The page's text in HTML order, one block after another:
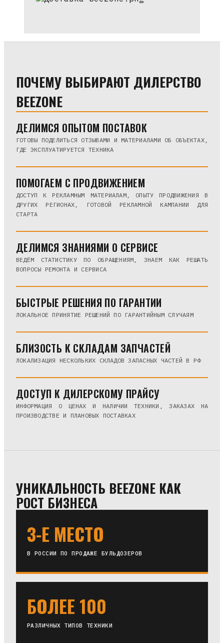
ПОЧЕМУ ВЫБИРАЮТ ДИЛЕРСТВО
BEEZONE
ДЕЛИМСЯ ОПЫТОМ ПОСТАВОК
ГОТОВЫ ПОДЕЛИТЬСЯ ОТЗЫВАМИ И МАТЕРИАЛАМИ ОБ ОБЪЕКТАХ,
ГДЕ ЭКСПЛУАТИРУЕТСЯ ТЕХНИКА
ПОМОГАЕМ С ПРОДВИЖЕНИЕМ
ДОСТУП К РЕКЛАМНЫМ МАТЕРИАЛАМ, ОПЫТУ ПРОДВИЖЕНИЯ В
ДРУГИХ РЕГИОНАХ, ГОТОВОЙ РЕКЛАМНОЙ КАМПАНИИ ДЛЯ
СТАРТА
ДЕЛИМСЯ ЗНАНИЯМИ О СЕРВИСЕ
ВЕДЁМ СТАТИСТИКУ ПО ОБРАЩЕНИЯМ, ЗНАЕМ КАК РЕШАТЬ
ВОПРОСЫ РЕМОНТА И СЕРВИСА
БЫСТРЫЕ РЕШЕНИЯ ПО ГАРАНТИИ
ЛОКАЛЬНОЕ ПРИНЯТИЕ РЕШЕНИЙ ПО ГАРАНТИЙНЫМ СЛУЧАЯМ
БЛИЗОСТЬ К СКЛАДАМ ЗАПЧАСТЕЙ
ЛОКАЛИЗАЦИЯ НЕСКОЛЬКИХ СКЛАДОВ ЗАПАСНЫХ ЧАСТЕЙ В РФ
ДОСТУП К ДИЛЕРСКОМУ ПРАЙСУ
ИНФОРМАЦИЯ О ЦЕНАХ И НАЛИЧИИ ТЕХНИКИ, ЗАКАЗАХ НА
ПРОИЗВОДСТВЕ И ПЛАНОВЫХ ПОСТАВКАХ
УНИКАЛЬНОСТЬ BEEZONE КАК
РОСТ БИЗНЕСА
3-Е МЕСТО
В РОССИИ ПО ПРОДАЖЕ БУЛЬДОЗЕРОВ
БОЛЕЕ 100
РАЗЛИЧНЫХ ТИПОВ ТЕХНИКИ